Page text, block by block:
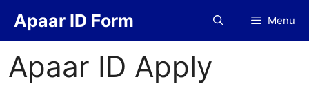
Apaar ID Form Menu
Apaar ID Apply